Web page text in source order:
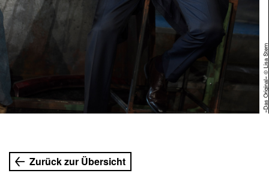
»Das Original« © Lisa Stern
Zurück zur Übersicht